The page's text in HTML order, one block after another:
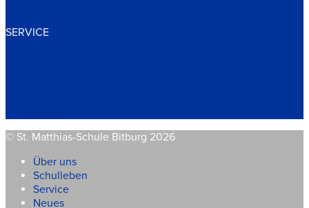
SERVICE
© St. Matthias-Schule Bitburg 2026
Über uns
Schulleben
Service
Neues